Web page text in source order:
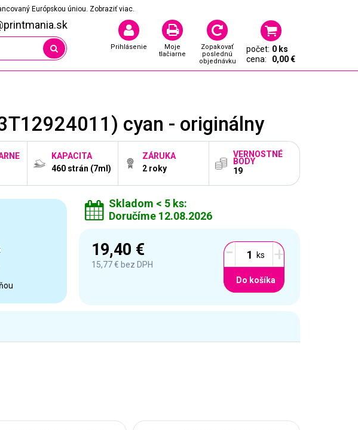
Európskou úniou. Zobraziť viac.
Prihlásenie
Moje
tlačiarne
Zopakovať
poslednú
objednávku
počet: 0 ks
cena:
0,00 €
cyan - originálny
KAPACITA
460 strán (7ml)
ZÁRUKA
2 roky
VERNOSTNÉ
BODY
19
Skladom < 5 ks:
Doručíme 12.08.2026
19,40 €
15,77 € bez DPH - +
Do košíka